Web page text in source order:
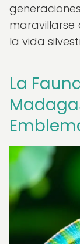
maravillarse
la vida
La